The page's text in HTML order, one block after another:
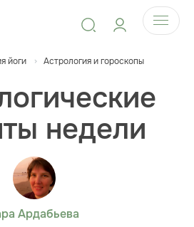
йоги Астрология и гороскопы
недели
Ардабьева